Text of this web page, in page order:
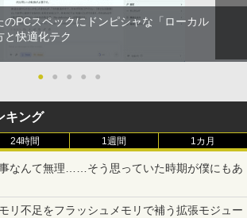
のPCスペックにドンピシャな「ローカル
と快適化テク
● ● ● ● ●
キング
24時間 1週間 1カ月
なんて無理……そう思っていた時期が僕にもあ
リ不足をフラッシュメモリで補う拡張モジュー